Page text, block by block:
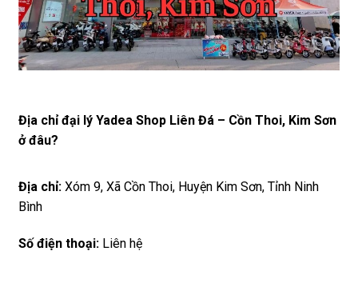
Địa chỉ đại lý Yadea Shop Liên Đá – Cồn Thoi, Kim Sơn
ở đâu?
Địa chỉ: Xóm 9, Xã Cồn Thoi, Huyện Kim Sơn, Tỉnh Ninh
Bình
Số điện thoại: Liên hệ